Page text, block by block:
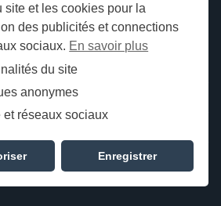
site et les cookies pour la
des publicités et connections
sociaux. En savoir plus
du sitedu site
anonymes
sociaux
et réseaux sociaux
Enregistrer
ventes
de confidentialité
Deffès